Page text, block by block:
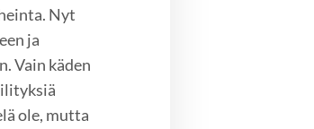
Nyt
ja
Vain käden
ole, mutta